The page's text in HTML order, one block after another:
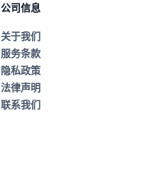
公司信息
关于我们
服务条款
隐私政策
法律声明
联系我们